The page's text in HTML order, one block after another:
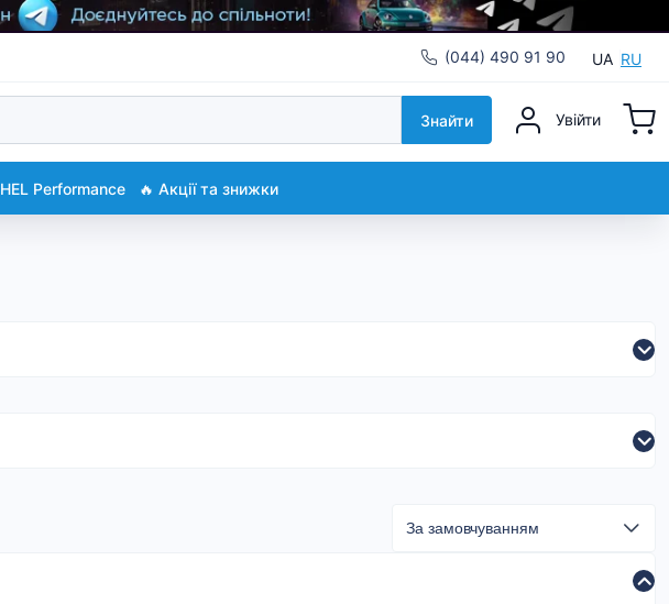
(044) 490 91 90 UA RU
Знайти Увійти
HEL Performance 🔥 Акції та знижки